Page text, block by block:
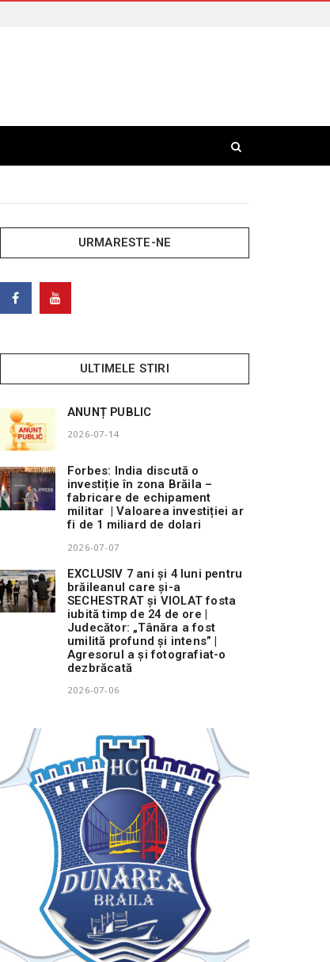
URMARESTE-NE
ULTIMELE STIRI
ANUNȚ PUBLIC
2026-07-14
Forbes: India discută o
investiție în zona Brăila –
fabricare de echipament
militar | Valoarea investiției ar
fi de 1 miliard de dolari
2026-07-07
EXCLUSIV 7 ani și 4 luni pentru
brăileanul care și-a
SECHESTRAT și VIOLAT fosta
iubită timp de 24 de ore |
Judecător: „Tânăra a fost
umilită profund și intens” |
Agresorul a și fotografiat-o
dezbrăcată
2026-07-06